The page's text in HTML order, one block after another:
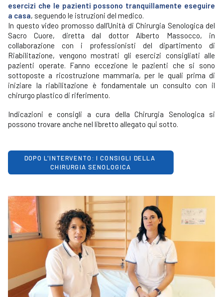
esercizi che le pazienti possono tranquillamente eseguire
a casa, seguendo le istruzioni del medico.
In questo video promosso dall’Unità di Chirurgia Senologica del
Sacro Cuore, diretta dal dottor Alberto Massocco, in
collaborazione con i professionisti del dipartimento di
Riabilitazione, vengono mostrati gli esercizi consigliati alle
pazienti operate. Fanno eccezione le pazienti che si sono
sottoposte a ricostruzione mammaria, per le quali prima di
iniziare la riabilitazione è fondamentale un consulto con il
chirurgo plastico di riferimento.
Indicazioni e consigli a cura della Chirurgia Senologica si
possono trovare anche nel libretto allegato qui sotto.
DOPO L'INTERVENTO: I CONSIGLI DELLA
CHIRURGIA SENOLOGICA